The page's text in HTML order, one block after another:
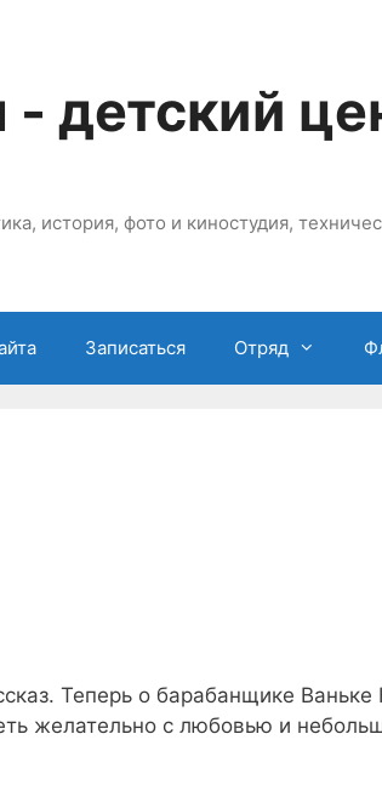
детский
история, фото и киностудия,
Записаться Отряд
Теперь о барабанщике Ваньке
желательно с любовью и